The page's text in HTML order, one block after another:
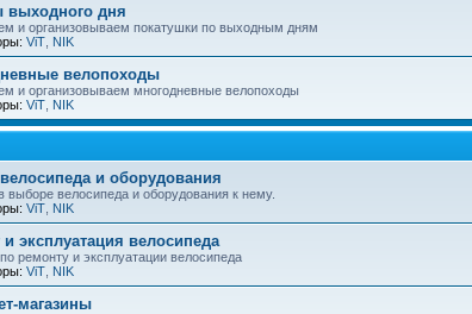
выходного дня
и организовываем покатушки по выходным дням
ViT NIK
велопоходы
и организовываем многодневные велопоходы
ViT NIK
и оборудования
велосипеда и оборудования к нему.
ViT NIK
эксплуатация велосипеда
ремонту и эксплуатации велосипеда
ViT NIK
магазины